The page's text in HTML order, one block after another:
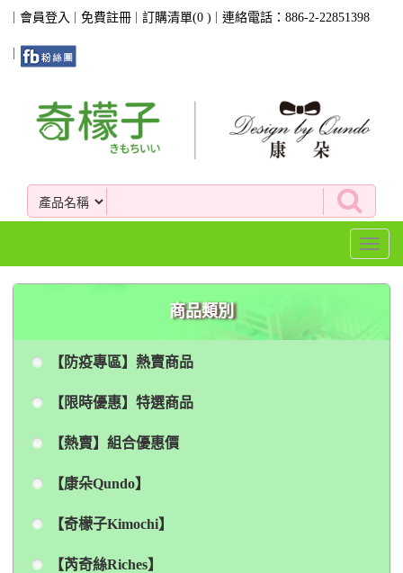
會員登入 免費註冊 訂購清單(0 ) 連絡電話：886-2-22851398
Toggle
商品類別
【防疫專區】熱賣商品
【限時優惠】特選商品
【熱賣】組合優惠價
【康朵Qundo】
【奇檬子Kimochi】
【芮奇絲Riches】